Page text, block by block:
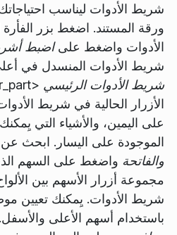
شريط الأدوات ليناسب
ورقة المستند. اضغط بزر
الأدوات واضغط علىاضبط
شريط الأدوات المنسدل في
شريط الأدوات الرئيسي <okular_part>
الأزرار الحالية في شريط
على اليمين، والأشياء التي
الموجودة على اليسار. ابحث
والفاتحة واضغط على السهم
مجموعة أزرار الأسهم بين
شريط الأدوات. يِمكنك تعيين
باستخدام أسهم الأعلى